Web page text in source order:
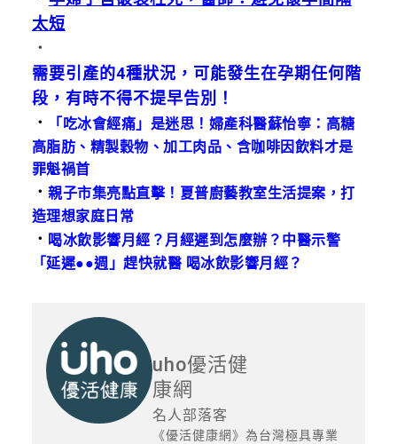
太短
．
需要引產的4種狀況，可能發生在孕期任何階
段，有時不得不提早告別！
．
「吃冰會經痛」是迷思！婦產科醫蘇怡寧：高糖
高脂肪、精製穀物、加工肉品、含咖啡因飲料才是
罪魁禍首
．親子市集亮點直擊！夏普廚藝教室生活提案，打
造理想家庭日常
． 喝冰飲影響月經？月經遲到怎麼辦？中醫示警
「延遲●●週」趕快就醫 喝冰飲影響月經？
uho優活健
康網
名人部落客
《優活健康網》為台灣極具專業